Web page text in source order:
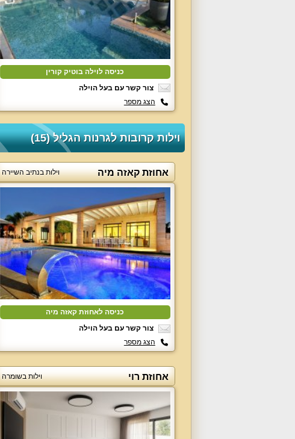
כניסה לוילה בוטיק קורין
צור קשר עם בעל הוילה
הצג מספר
וילות קרובות לגרנות הגליל (15)
אחוזת קאזה מיה וילות בנתיב השיירה
כניסה לאחוזת קאזה מיה
צור קשר עם בעל הוילה
הצג מספר
אחוזת רוי וילות בשומרה